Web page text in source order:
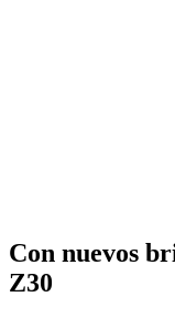
Con nuevos
Z30